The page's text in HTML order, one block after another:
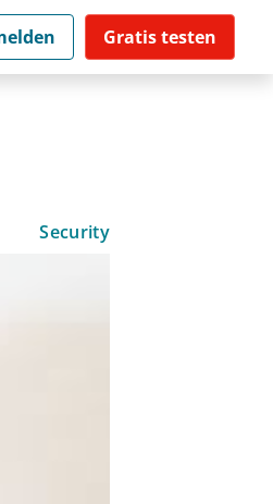
Gratis testen
Security